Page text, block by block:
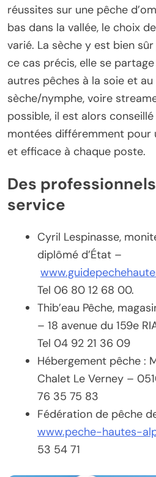
réussites sur une pêche
bas dans la vallée, le choix
varié. La sèche y est bien
ce cas précis, elle se
autres pêches à la soie et
sèche/nymphe, voire
possible, il est alors
montées différemment pour
et efficace à chaque poste.
Des
service
Cyril Lespinasse,
diplômé d’État –
Tel 06 80 12 68 00.
Thib’eau Pêche,
– 18 avenue du 159e
Tel 04 92 21 36 09
Hébergement pêche :
Chalet Le Verney –
76 35 75 83
Fédération de pêche
www.peche-hautes-
53 54 71